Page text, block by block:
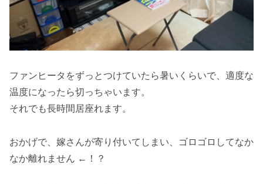
ファンヒータをずっとつけていたら暑いくらいで、適度な
温度になったら切っちゃいます。
それでも長時間居座れます。
おかげで、嫁さんが寄り付いてしまい、ゴロゴロしてなか
なか離れません ←！？